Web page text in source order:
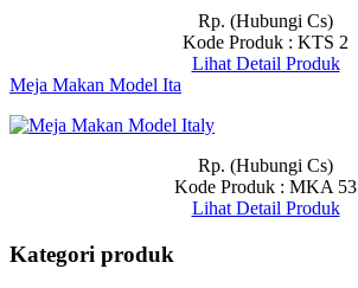
Rp. (Hubungi Cs)
Kode Produk : KTS 2
Lihat Detail Produk
Meja Makan Model Ita
Rp. (Hubungi Cs)
Kode Produk : MKA 53
Lihat Detail Produk
Kategori produk